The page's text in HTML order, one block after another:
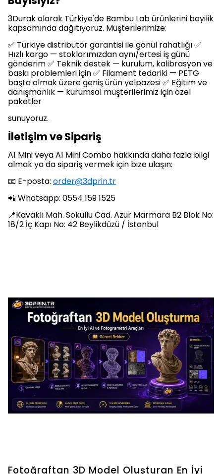
3Durak olarak Türkiye'de Bambu Lab ürünlerini bayilik
kapsamında dağıtıyoruz. Müşterilerimize:
✅ Türkiye distribütör garantisi ile gönül rahatlığı ✅
Hızlı kargo — stoklarımızdan aynı/ertesi iş günü
gönderim ✅ Teknik destek — kurulum, kalibrasyon ve
baskı problemleri için ✅ Filament tedariki — PETG
başta olmak üzere geniş ürün yelpazesi ✅ Eğitim ve
danışmanlık — kurumsal müşterilerimiz için özel
paketler
sunuyoruz.
İletişim ve Sipariş
A1 Mini veya A1 Mini Combo hakkında daha fazla bilgi
almak ya da sipariş vermek için bize ulaşın:
📧 E-posta: order@3dprin.tr
📲 Whatsapp: 0554 159 1525
📍Kavaklı Mah. Sokullu Cad. Azur Marmara B2 Blok No:
18/2 İç Kapı No: 42 Beylikdüzü / İstanbul
Fotoğraftan 3D Model Oluşturan En İyi